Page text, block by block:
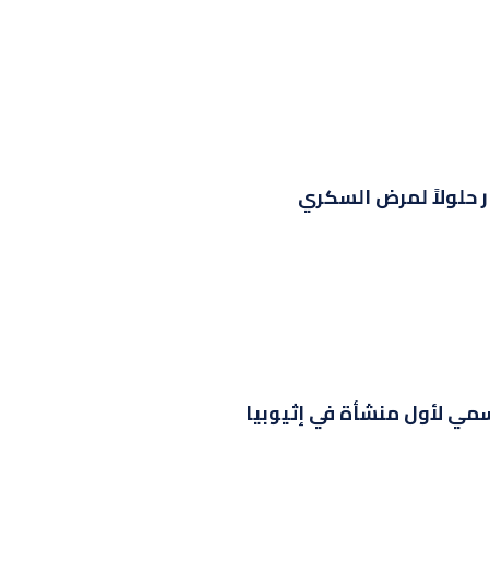
حلولاً لمرض السكري
لأول منشأة في إثيوبيا